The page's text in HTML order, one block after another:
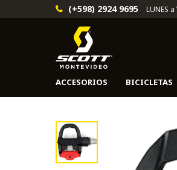
ACCESORIOS BICICLETAS
(+598) 2924 9695 LUNES